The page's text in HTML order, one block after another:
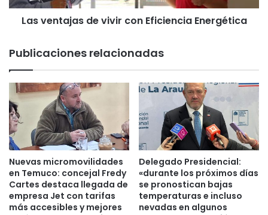
c
a
r
a
a
c
i
l
i
t
a
r
c
j
e
v
i
i
r
c
o
n
E
f
i
c
Las ventajas de vivir con Eficiencia Energética
Publicaciones relacionadas
Nuevas micromovilidades
en Temuco: concejal Fredy
Cartes destaca llegada de
empresa Jet con tarifas
más accesibles y mejores
Delegado Presidencial:
«durante los próximos días
se pronostican bajas
temperaturas e incluso
nevadas en algunos